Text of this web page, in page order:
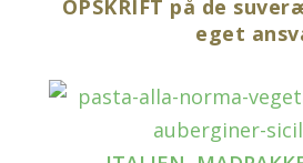
OPSKRIFT på de
eget